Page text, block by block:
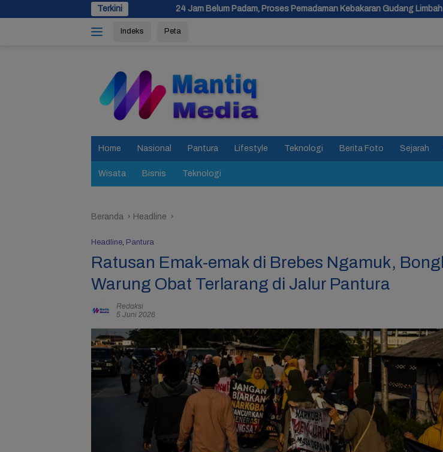
ke
Terkini
24 Jam Belum Padam, Proses Pemadaman Kebakaran Gudang Limbah di Brebes Masih
Indeks Peta
Home Nasional Pantura Lifestyle Teknologi Berita Foto Sejarah
Wisata Bisnis Teknologi
Beranda Headline
Headline, Pantura
Ratusan Emak-emak di Brebes Ngamuk,
Warung Obat Terlarang di Jalur Pantura
Redaksi
5 Juni 2026